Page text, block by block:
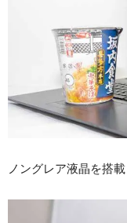
ノングレア液晶を搭